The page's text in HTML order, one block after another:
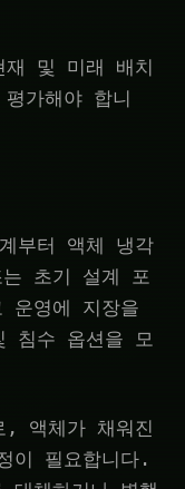
재 및 미래 배치
가해야 합니
부터 액체 냉각
초기 설계 포
운영에 지장을
침수 옵션을 모
액체가 채워진
이 필요합니다.